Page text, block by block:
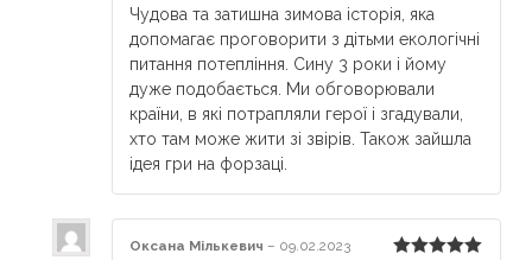
of 5
Чудова та затишна зимова історія, яка
допомагає проговорити з дітьми екологічні
питання потепління. Сину 3 роки і йому
дуже подобається. Ми обговорювали
країни, в які потрапляли герої і згадували,
хто там може жити зі звірів. Також зайшла
ідея гри на форзаці.
Оксана Мількевич – 09.02.2023